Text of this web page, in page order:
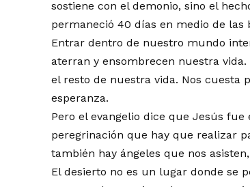
sostiene con el demonio, sino el
permaneció 40 días en medio de las
Entrar dentro de nuestro mundo
aterran y ensombrecen nuestra
el resto de nuestra vida. Nos cuesta
esperanza.
Pero el evangelio dice que Jesús
peregrinación que hay que realizar
también hay ángeles que nos
El desierto no es un lugar donde se